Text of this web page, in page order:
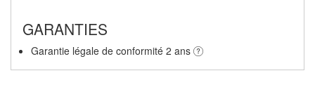
GARANTIES
Garantie légale de conformité 2 ans